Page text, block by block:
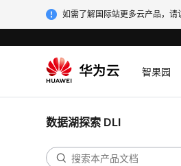
如需了解国际站更多云产品，请
智果园
数据湖探索 DLI